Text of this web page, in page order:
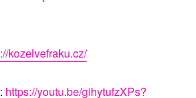
kozelvefraku.cz/
https://youtu.be/gihytufzXPs?